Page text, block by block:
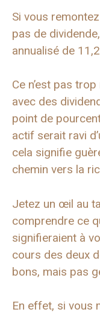
Si vous
pas de
annualisé de
Ce n’est pas
avec des
point de
actif serait ravi
cela signifie
chemin vers la
Jetez un œil au
comprendre ce
signifieraient à
cours des deux
bons, mais pas
En effet, si vous